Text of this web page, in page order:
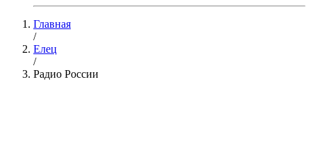
Главная
/
Елец
/
Радио России